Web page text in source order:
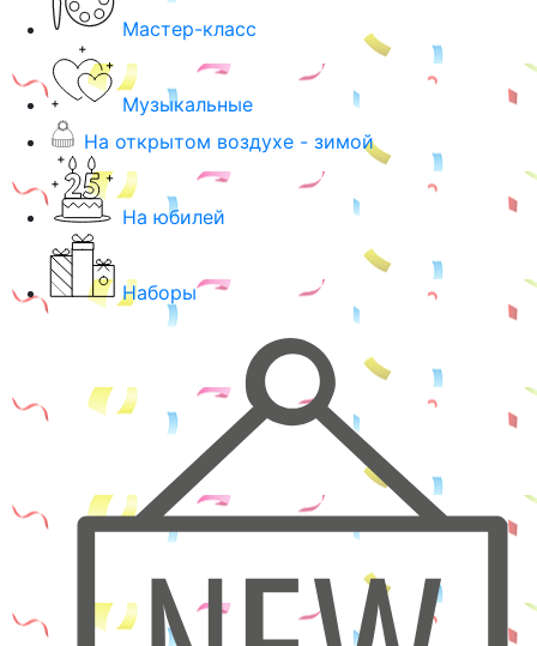
Мастер-класс
Музыкальные
На открытом воздухе - зимой
На юбилей
Наборы